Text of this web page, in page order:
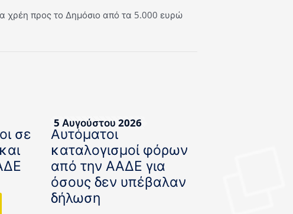
χρέη προς το Δημόσιο από τα 5.000 ευρώ
σε
5 Αυγούστου 2026
Αυτόματοι
καταλογισμοί φόρων
από την ΑΑΔΕ για
όσους δεν υπέβαλαν
δήλωση